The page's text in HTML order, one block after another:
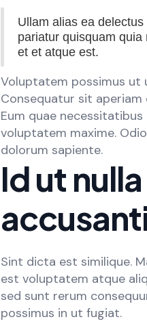
Ullam alias ea
pariatur quisquam
et et atque est.
Voluptatem possimus ut
Consequatur sit aperiam
Eum quae
voluptatem maxime.
dolorum sapiente.
Id ut
Sint dicta est similique.
est voluptatem atque
sed sunt rerum
possimus in ut fugiat.